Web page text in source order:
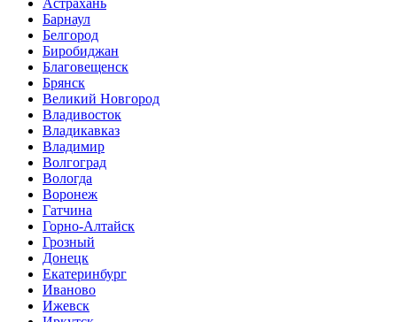
Астрахань
Барнаул
Белгород
Биробиджан
Благовещенск
Брянск
Великий Новгород
Владивосток
Владикавказ
Владимир
Волгоград
Вологда
Воронеж
Гатчина
Горно-Алтайск
Грозный
Донецк
Екатеринбург
Иваново
Ижевск